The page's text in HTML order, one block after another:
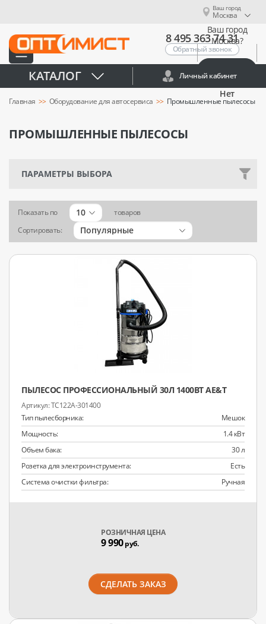
Ваш город
Москва
Ваш город
Москва?
Нет
8 495 363 74 31
Обратный звонок
КАТАЛОГ Личный кабинет
Главная Оборудование для автосервиса Промышленные пылесосы
ПРОМЫШЛЕННЫЕ ПЫЛЕСОСЫ
ПАРАМЕТРЫ ВЫБОРА
Показать по 10
товаров
Сортировать:
Популярные
ПЫЛЕСОС ПРОФЕССИОНАЛЬНЫЙ 30Л 1400ВТ AE&T
TC122A-301400
Тип пылесборника:
Мешок
Мощность:
1.4 кВт
Объем бака:
30 л
Розетка для электроинструмента:
Есть
Система очистки фильтра:
Ручная
РОЗНИЧНАЯ ЦЕНА
9 990руб.
СДЕЛАТЬ ЗАКАЗ